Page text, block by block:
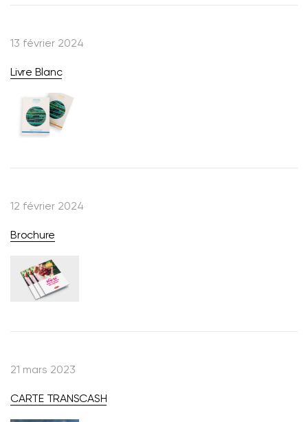
13 février 2024
Livre Blanc
12 février 2024
Brochure
21 mars 2023
CARTE TRANSCASH